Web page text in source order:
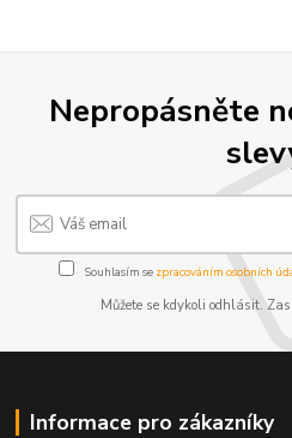
Nepropásněte
Souhlasím se zpracováním osobních
Můžete se kdykoli odhlásit.
Informace pro zákazníky